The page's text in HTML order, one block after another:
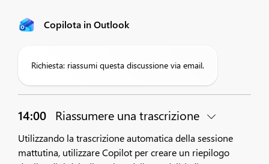
Copilota in Outlook
Richiesta: riassumi questa discussione via email.
14:00 Riassumere una trascrizione
Utilizzando la trascrizione automatica della sessione
mattutina, utilizzare Copilot per creare un riepilogo